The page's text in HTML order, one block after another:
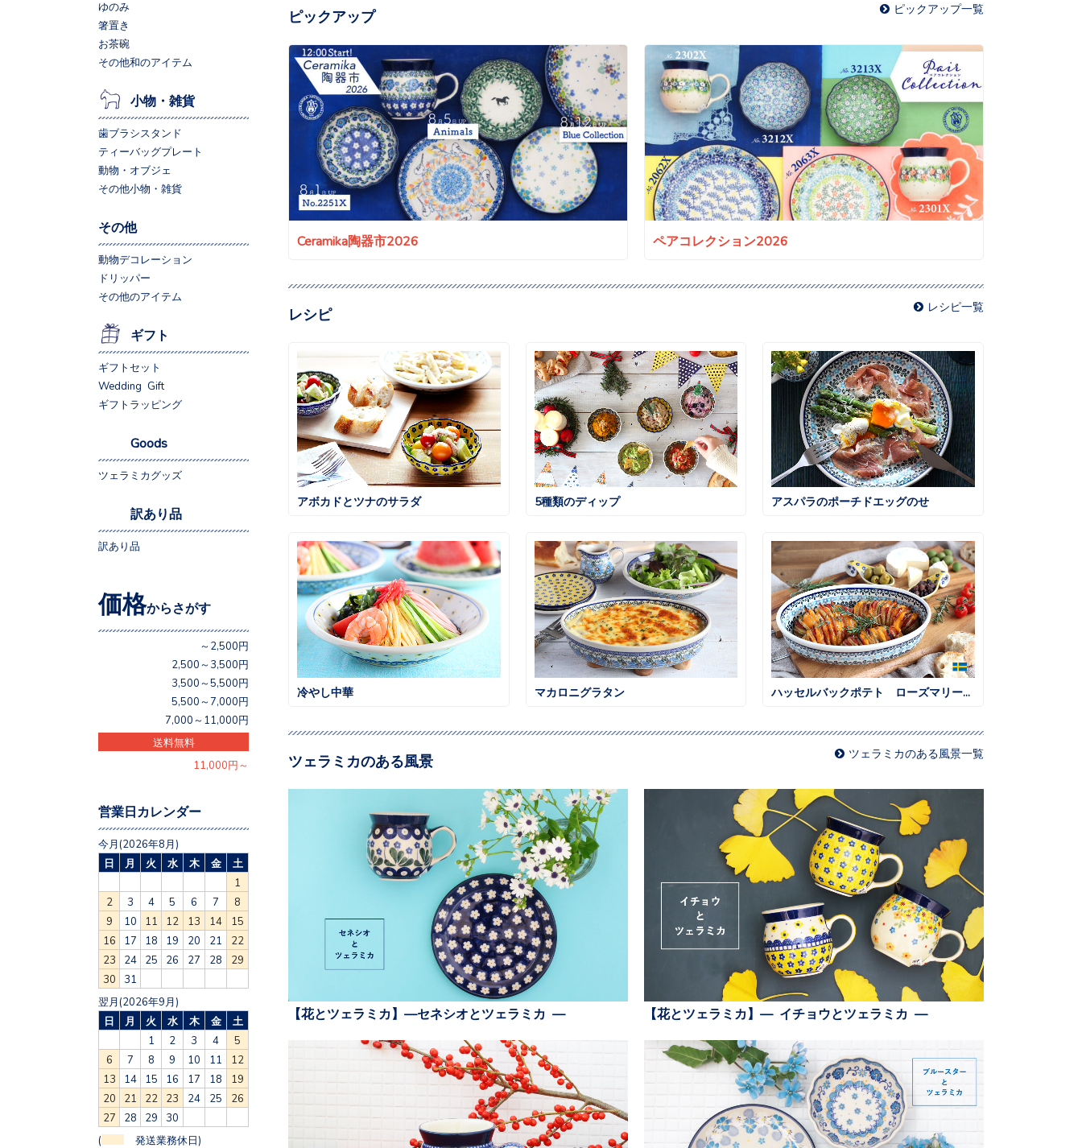
ピックアップ ピックアップ一覧
Ceramika陶器市2026 ペアコレクション2026
レシピ レシピ一覧
アボカドとツナのサラダ 5種類のディップ アスパラのポーチドエッグのせ
冷やし中華 マカロニグラタン ハッセルバックポテト ローズマリー風味
ツェラミカのある風景 ツェラミカのある風景一覧
【花とツェラミカ】—セネシオとツェラミカ — 【花とツェラミカ】— イチョウとツェラミカ —
ゆのみ
箸置き
お茶碗
その他和のアイテム
小物・雑貨
歯ブラシスタンド
ティーバッグプレート
動物・オブジェ
その他小物・雑貨
その他
動物デコレーション
ドリッパー
その他のアイテム
ギフト
ギフトセット
Wedding Gift
ギフトラッピング
Goods
ツェラミカグッズ
訳あり品
訳あり品
価格からさがす
～2,500円
2,500～3,500円
3,500～5,500円
5,500～7,000円
7,000～11,000円
送料無料
11,000円～
営業日カレンダー
今月(2026年8月)
日
月 火 水 木 金
土
1
2
3 4 5 6 7
8
9
10 11 12 13 14
15
16
17 18 19 20 21
22
23
24 25 26 27 28
29
30
31
翌月(2026年9月)
日
月 火 水 木 金
土
1
2 3 4
5
6
7 8 9 10 11
12
13
14 15 16 17 18
19
20
21 22 23 24 25
26
27
28 29 30
( 発送業務休日)